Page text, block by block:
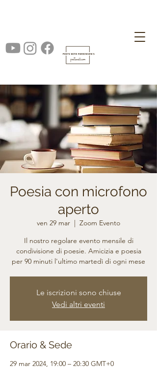
Poesia con microfono
aperto
ven 29 mar
  |
Zoom Evento
Il nostro regolare evento mensile di
condivisione di poesie. Amicizia e poesia
per 90 minuti l'ultimo martedì di ogni mese
Le iscrizioni sono chiuse
Vedi altri eventi
Orario & Sede
29 mar 2024, 19:00 – 20:30 GMT+0